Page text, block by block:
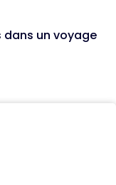
un voyage